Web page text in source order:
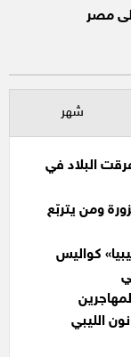
مصر
شهر
البلاد في
ومن يتربّع
كواليس
الليبي